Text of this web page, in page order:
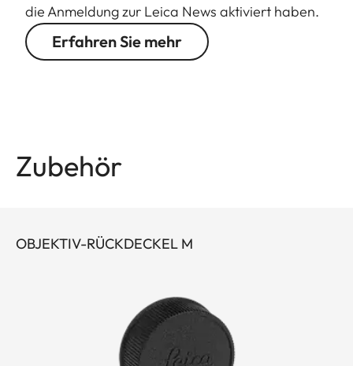
die Anmeldung zur Leica News aktiviert haben.
Erfahren Sie mehr
Zubehör
OBJEKTIV-RÜCKDECKEL M